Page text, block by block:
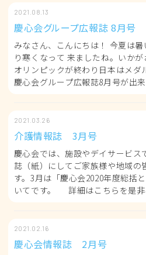
2021.08.13
慶心会グループ広報誌 8月号
みなさん、こんにちは！ 今夏は暑いかと思いきや今週はかな
り寒くなって 来ましたね。いかがお過ごしでしょうか？ 東京
オリンピックが終わり日本はメダル ラッシュでしたね
慶心会グループ広報誌8月号が出来
2021.03.26
介護情報誌 3月号
慶心会では、施設やデイサービス
誌（紙）にしてご家族様や地域の
す。3月は「慶心会2020年度総括
2021.02.16
慶心会情報誌 2月号